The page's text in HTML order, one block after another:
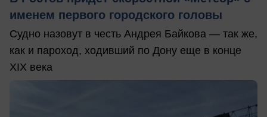
именем первого городского головы
Судно назовут в честь Андрея Байкова — так же,
как и пароход, ходивший по Дону еще в конце
XIX века